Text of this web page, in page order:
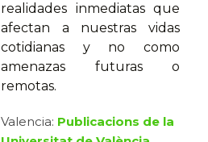
realidades inmediatas que
afectan a nuestras vidas
cotidianas y no como
amenazas futuras o
remotas.
Valencia: Publicacions de la